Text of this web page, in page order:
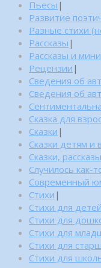
Пьесы |
Развитие
Разные стихи
Рассказы |
Рассказы и
Рецензии |
Сведения об
Сведения об
Сказка для
Сказки |
Сказки детям и
Сказки,
Случилось как-
Современный
Стихи |
Стихи для детей
Стихи для
Стихи для
Стихи для
Стихи для